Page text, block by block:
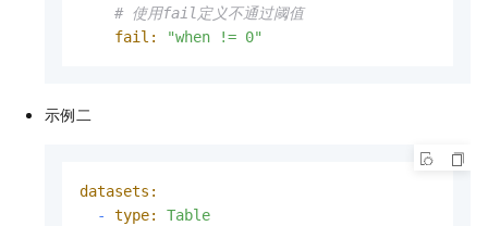
# 使用fail定义不通过阈值
fail:
"when != 0"
示例二
datasets:
-
type:
Table